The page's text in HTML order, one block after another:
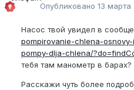
Опубликовано 13 марта
Насос твой увидел в
pompirovanie-chlena-
pompy-dlja-chlena/
тебя там манометр в барах?
Расскажи чуть более